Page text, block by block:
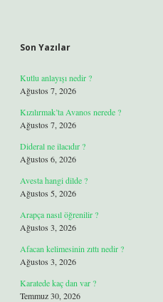
Son Yazılar
Kutlu anlayışı nedir ?
Ağustos 7, 2026
Kızılırmak’ta Avanos nerede ?
Ağustos 7, 2026
Dideral ne ilacıdır ?
Ağustos 6, 2026
Avesta hangi dilde ?
Ağustos 5, 2026
Arapça nasıl öğrenilir ?
Ağustos 3, 2026
Afacan kelimesinin zıttı nedir ?
Ağustos 3, 2026
Karatede kaç dan var ?
Temmuz 30, 2026